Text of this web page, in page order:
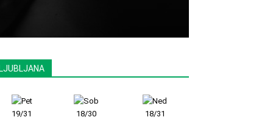
19/31
18/30
18/31